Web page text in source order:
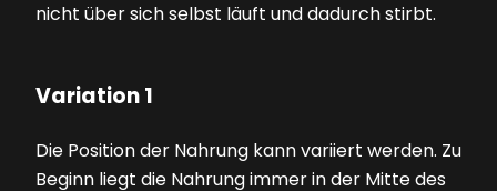
nicht über sich selbst läuft und dadurch stirbt.
Variation 1
Die Position der Nahrung kann variiert werden. Zu
Beginn liegt die Nahrung immer in der Mitte des